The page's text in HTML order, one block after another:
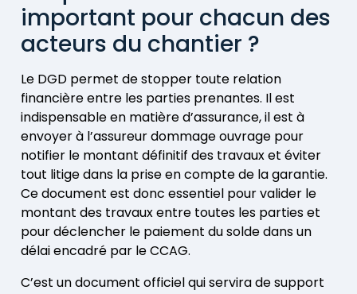
important pour chacun des
acteurs du chantier ?
Le DGD permet de stopper toute relation
financière entre les parties prenantes. Il est
indispensable en matière d’assurance, il est à
envoyer à l’assureur dommage ouvrage pour
notifier le montant définitif des travaux et éviter
tout litige dans la prise en compte de la garantie.
Ce document est donc essentiel pour valider le
montant des travaux entre toutes les parties et
pour déclencher le paiement du solde dans un
délai encadré par le CCAG.
C’est un document officiel qui servira de support